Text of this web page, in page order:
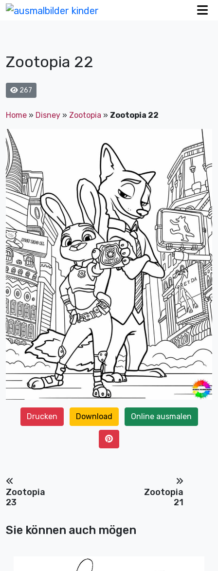
Zootopia 22
267
Home » Disney » Zootopia » Zootopia 22
Drucken Download Online ausmalen
Zootopia
23
Zootopia
21
Sie können auch mögen